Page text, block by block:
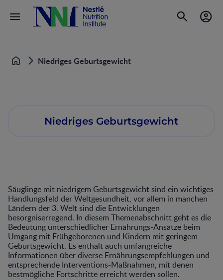
Home Niedriges Geburtsgewicht
Niedriges Geburtsgewicht
Säuglinge mit niedrigem Geburtsgewicht sind ein wichtiges
Handlungsfeld der Weltgesundheit, vor allem in manchen
Ländern der 3. Welt sind die Entwicklungen
besorgniserregend. In diesem Themenabschnitt geht es die
Bedeutung unterschiedlicher Ernährungs-Ansätze beim
Umgang mit Frühgeborenen und Kindern mit geringem
Geburtsgewicht. Es enthält auch umfangreiche
Informationen über diverse Ernährungsempfehlungen und
entsprechende Interventions-Maßnahmen, mit denen
bestmögliche Fortschritte erreicht werden sollen.